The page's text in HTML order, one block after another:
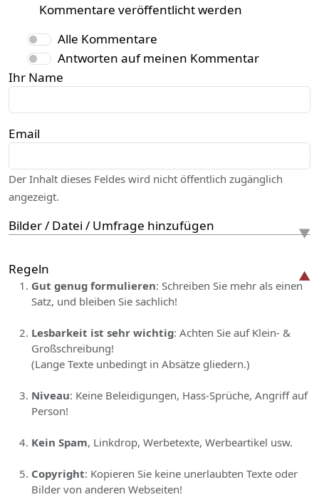
Kommentare veröffentlicht werden
Alle Kommentare
Antworten auf meinen Kommentar
Ihr Name
Email
Der Inhalt dieses Feldes wird nicht öffentlich zugänglich
angezeigt.
Bilder / Datei / Umfrage hinzufügen
Regeln
Gut genug formulieren: Schreiben Sie mehr als einen
Satz, und bleiben Sie sachlich!
Lesbarkeit ist sehr wichtig: Achten Sie auf Klein- &
Großschreibung!
(Lange Texte unbedingt in Absätze gliedern.)
Niveau: Keine Beleidigungen, Hass-Sprüche, Angriff auf
Person!
Kein Spam, Linkdrop, Werbetexte, Werbeartikel usw.
Copyright: Kopieren Sie keine unerlaubten Texte oder
Bilder von anderen Webseiten!